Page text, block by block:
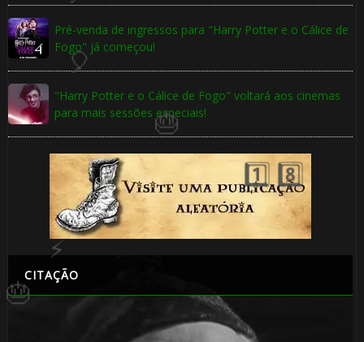
Pré-venda de ingressos para "Harry Potter e o Cálice de
Fogo" já começou!
"Harry Potter e o Cálice de Fogo" voltará aos cinemas
para mais sessões especiais!
CITAÇÃO
⚡
🎂